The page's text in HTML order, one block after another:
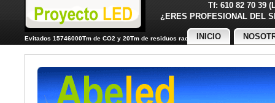
Tf: 610 82 70 39
¿ERES PROFESIONAL
Evitados 15746000Tm de CO2 y 20Tm de residuos radiactivos
INICIO